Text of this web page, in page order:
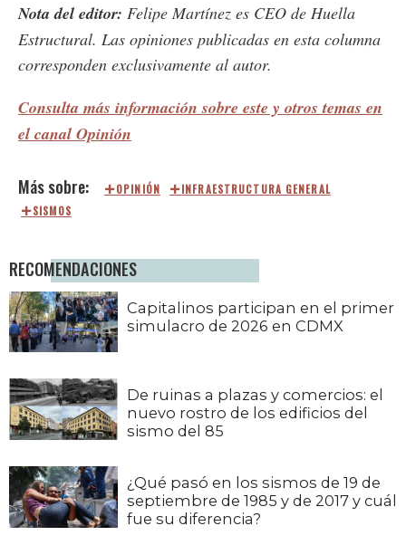
Nota del editor: Felipe Martínez es CEO de Huella
Estructural. Las opiniones publicadas en esta columna
corresponden exclusivamente al autor.
Consulta más información sobre este y otros temas en
el canal Opinión
OPINIÓN
INFRAESTRUCTURA GENERAL
SISMOS
RECOMENDACIONES
Capitalinos participan en el primer
simulacro de 2026 en CDMX
De ruinas a plazas y comercios: el
nuevo rostro de los edificios del
sismo del 85
¿Qué pasó en los sismos de 19 de
septiembre de 1985 y de 2017 y cuál
fue su diferencia?